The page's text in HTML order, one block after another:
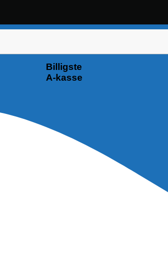
Billigste
A-kasse